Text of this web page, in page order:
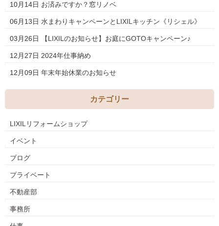
10月14日 お済みですか？窓リノベ
06月13日 水まわりキャンペーンとLIXILキッチン《リシェル》
03月26日 【LIXILのお知らせ】お庭にGOTOキャンペーン♪
12月27日 2024年仕事納め
12月09日 年末年始休業のお知らせ
カテゴリー
LIXILリフォームショップ
イベント
ブログ
プライベート
不動産部
事務所